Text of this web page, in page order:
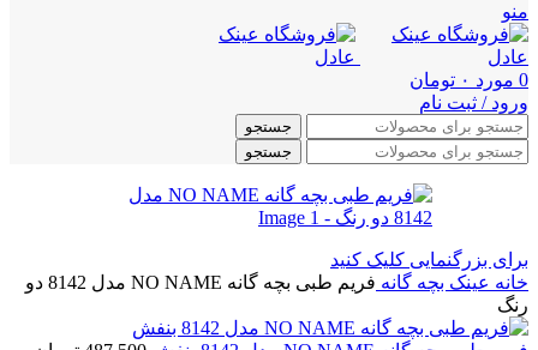
منو
0 مورد ۰ تومان
ورود / ثبت نام
جستجو
جستجو
برای بزرگنمایی کلیک کنید
خانه عینک بچه گانه
فریم طبی بچه گانه NO NAME مدل 8142 دو
رنگ